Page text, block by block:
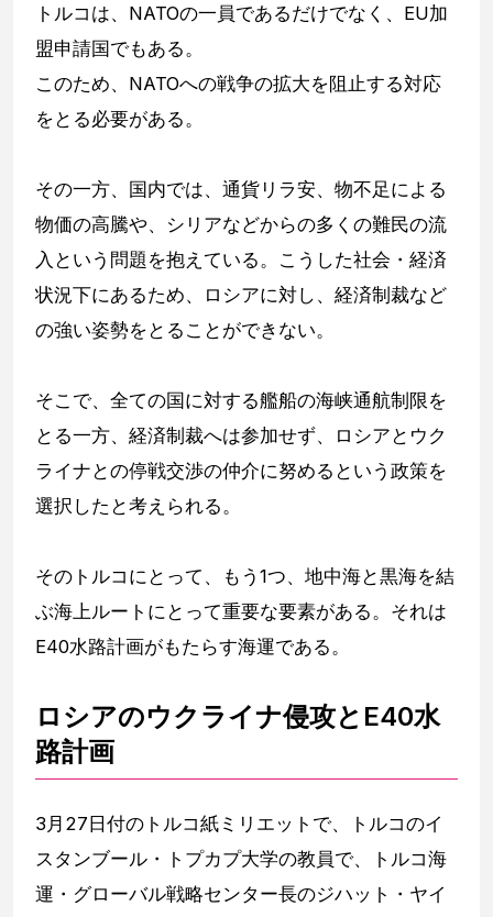
トルコは、NATOの一員であるだけでなく、EU加
盟申請国でもある。
このため、NATOへの戦争の拡大を阻止する対応
をとる必要がある。
その一方、国内では、通貨リラ安、物不足による
物価の高騰や、シリアなどからの多くの難民の流
入という問題を抱えている。こうした社会・経済
状況下にあるため、ロシアに対し、経済制裁など
の強い姿勢をとることができない。
そこで、全ての国に対する艦船の海峡通航制限を
とる一方、経済制裁へは参加せず、ロシアとウク
ライナとの停戦交渉の仲介に努めるという政策を
選択したと考えられる。
そのトルコにとって、もう1つ、地中海と黒海を結
ぶ海上ルートにとって重要な要素がある。それは
E40水路計画がもたらす海運である。
ロシアのウクライナ侵攻とE40水
路計画
3月27日付のトルコ紙ミリエットで、トルコのイ
スタンブール・トプカプ大学の教員で、トルコ海
運・グローバル戦略センター長のジハット・ヤイ